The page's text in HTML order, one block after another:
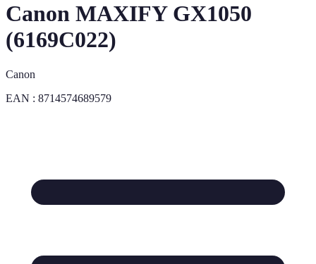
Canon MAXIFY GX1050
(6169C022)
Canon
EAN : 8714574689579